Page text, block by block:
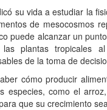
su vida a estudiar la
de mesocosmos
puede alcanzar un
plantas tropicales
de la toma de
cómo producir
especies, como el
que su crecimiento